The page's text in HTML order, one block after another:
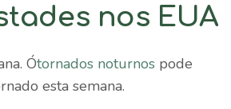
nos EUA
Ótornados noturnos pode
esta semana.